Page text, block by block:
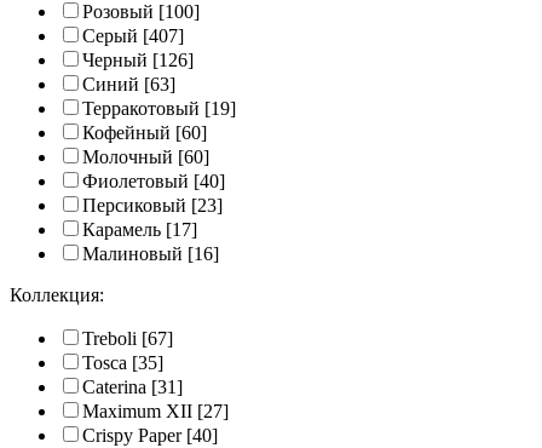
Розовый [100]
Серый [407]
Черный [126]
Синий [63]
Терракотовый [19]
Кофейный [60]
Молочный [60]
Фиолетовый [40]
Персиковый [23]
Карамель [17]
Малиновый [16]
Коллекция:
Treboli [67]
Tosca [35]
Caterina [31]
Maximum XII [27]
Crispy Paper [40]